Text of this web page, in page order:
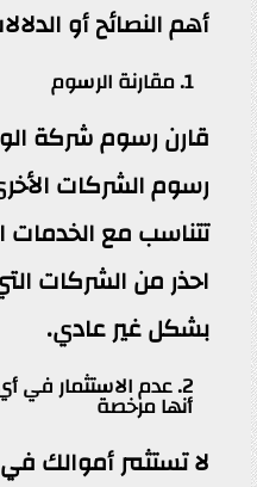
أهم النصائح أو
1. مقارنة الرسوم
قارن رسوم شركة
رسوم الشركات
تتناسب مع الخدمات
احذر من الشركات
بشكل غير عادي.
2. عدم الاستثمار في
أنها مرخصة
لا تستثمر أموالك